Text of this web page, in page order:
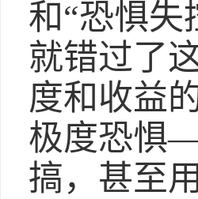
和“恐惧失
就错过了
度和收益
极度恐惧
搞，甚至